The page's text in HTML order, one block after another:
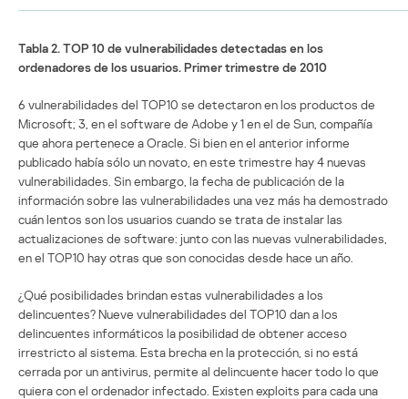
Tabla 2. TOP 10 de vulnerabilidades detectadas en los
ordenadores de los usuarios. Primer trimestre de 2010
6 vulnerabilidades del TOP10 se detectaron en los productos de
Microsoft; 3, en el software de Adobe y 1 en el de Sun, compañía
que ahora pertenece a Oracle. Si bien en el anterior informe
publicado había sólo un novato, en este trimestre hay 4 nuevas
vulnerabilidades. Sin embargo, la fecha de publicación de la
información sobre las vulnerabilidades una vez más ha demostrado
cuán lentos son los usuarios cuando se trata de instalar las
actualizaciones de software: junto con las nuevas vulnerabilidades,
en el TOP10 hay otras que son conocidas desde hace un año.
¿Qué posibilidades brindan estas vulnerabilidades a los
delincuentes? Nueve vulnerabilidades del TOP10 dan a los
delincuentes informáticos la posibilidad de obtener acceso
irrestricto al sistema. Esta brecha en la protección, si no está
cerrada por un antivirus, permite al delincuente hacer todo lo que
quiera con el ordenador infectado. Existen exploits para cada una